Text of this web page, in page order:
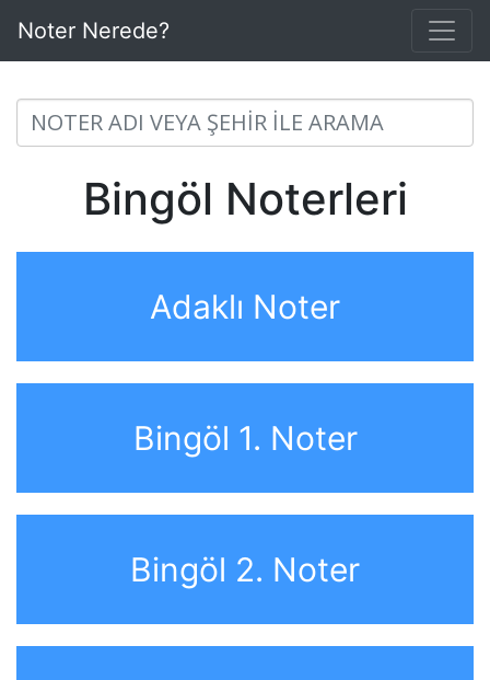
Noter Nerede?
Bingöl Noterleri
Adaklı Noter
Bingöl 1. Noter
Bingöl 2. Noter